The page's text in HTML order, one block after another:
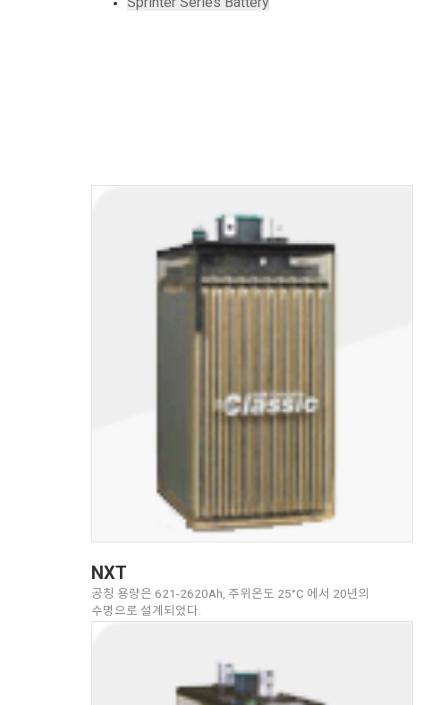
NXT
공칭 용량은 621-2620Ah, 주위온도 25°C 에서 20년의
수명으로 설계되었다.